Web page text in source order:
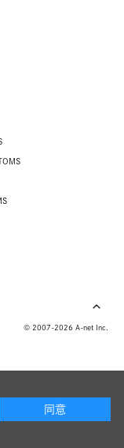
© 2007-2026 A-net Inc.
同意